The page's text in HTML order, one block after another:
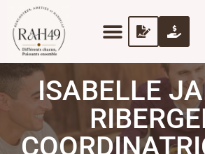
ISABELLE